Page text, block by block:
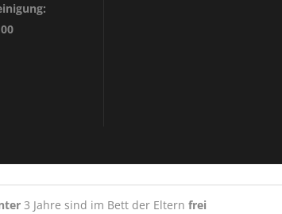
3 Jahre sind im Bett der Eltern frei